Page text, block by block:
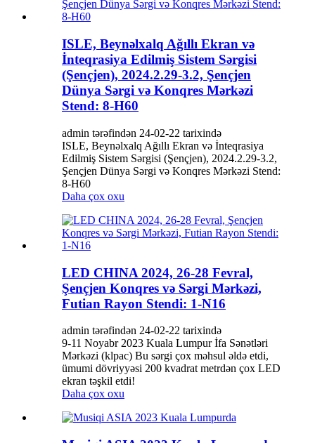
ISLE, Beynəlxalq Ağıllı Ekran və
İnteqrasiya Edilmiş Sistem Sərgisi
(Şençjen), 2024.2.29-3.2, Şençjen
Dünya Sərgi və Konqres Mərkəzi
Stend: 8-H60
admin tərəfindən 24-02-22 tarixində
ISLE, Beynəlxalq Ağıllı Ekran və İnteqrasiya
Edilmiş Sistem Sərgisi (Şençjen), 2024.2.29-3.2,
Şençjen Dünya Sərgi və Konqres Mərkəzi Stend:
8-H60
Daha çox oxu
LED CHINA 2024, 26-28 Fevral,
Şençjen Konqres və Sərgi Mərkəzi,
Futian Rayon Stendi: 1-N16
admin tərəfindən 24-02-22 tarixində
9-11 Noyabr 2023 Kuala Lumpur İfa Sənətləri
Mərkəzi (klpac) Bu sərgi çox məhsul əldə etdi,
ümumi dövriyyəsi 200 kvadrat metrdən çox LED
ekran təşkil etdi!
Daha çox oxu